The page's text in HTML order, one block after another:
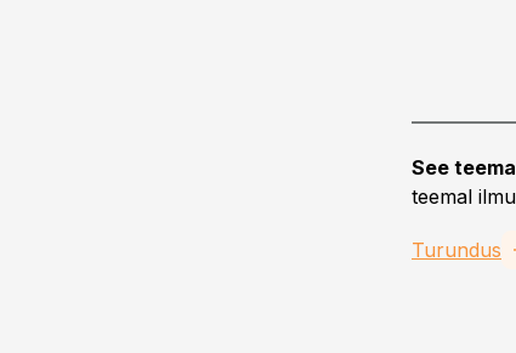
See
teemal
Turundus